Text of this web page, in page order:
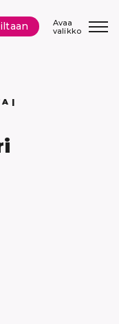
Avaa
valikko
|